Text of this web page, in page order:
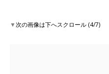
▼次の画像は下へスクロール (4/7)